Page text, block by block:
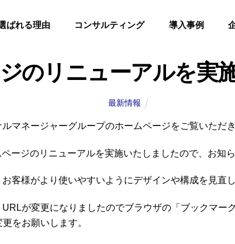
ばれる理由 コンサルティング 導入事例
のリニューアルを実
最新情報
マネージャーグループのホームページをご覧いただ
ージのリニューアルを実施いたしましたので、お知ら
客様がより使いやすいようにデザインや構成を見直
が変更になりましたのでブラウザの「ブックマー
をお願いします。